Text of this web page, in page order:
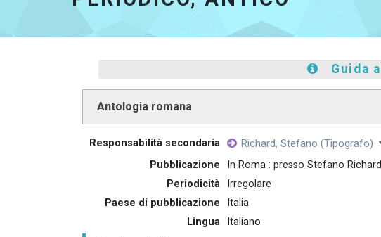
Guida
Antologia romana
Responsabilità secondaria Richard, Stefano (Tipografo)
Pubblicazione
In Roma : presso Stefano
Periodicità
Irregolare
Paese di pubblicazione
Italia
Lingua
Italiano